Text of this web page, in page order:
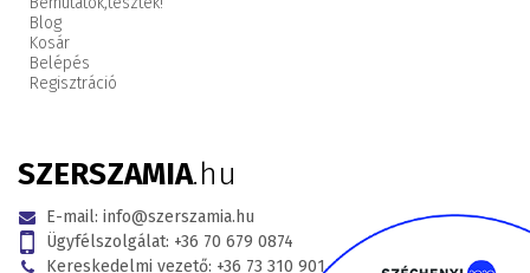
Blog
Kosár
Belépés
Regisztráció
SZERSZAMIA.hu
E-mail: info@szerszamia.hu
Ügyfélszolgálat: +36 70 679 0874
Kereskedelmi vezető: +36 73 310 901